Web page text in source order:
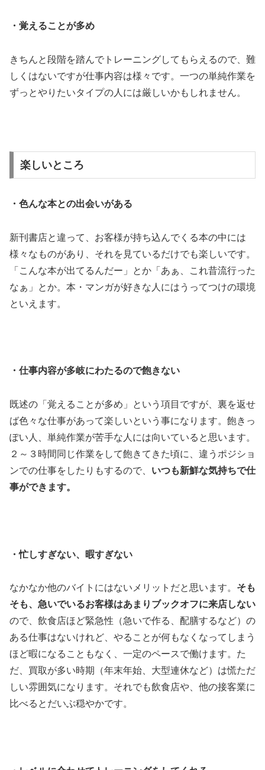
・覚えることが多め
きちんと段階を踏んでトレーニングしてもらえるので、難
しくはないですが仕事内容は様々です。一つの単純作業を
ずっとやりたいタイプの人には厳しいかもしれません。
楽しいところ
・色んな本との出会いがある
新刊書店と違って、お客様が持ち込んでくる本の中には
様々なものがあり、それを見ているだけでも楽しいです。
「こんな本が出てるんだー」とか「あぁ、これ昔流行った
なぁ」とか。本・マンガが好きな人にはうってつけの環境
といえます。
・仕事内容が多岐にわたるので飽きない
既述の「覚えることが多め」という項目ですが、裏を返せ
ば色々な仕事があって楽しいという事になります。飽きっ
ぽい人、単純作業が苦手な人には向いていると思います。
２～３時間同じ作業をして飽きてきた頃に、違うポジショ
ンでの仕事をしたりもするので、 いつも新鮮な気持ちで仕
事ができます。
・忙しすぎない、暇すぎない
なかなか他のバイトにはないメリットだと思います。 そも
そも、急いでいるお客様はあまりブックオフに来店しない
ので、飲食店ほど緊急性（急いで作る、配膳するなど）の
ある仕事はないけれど、やることが何もなくなってしまう
ほど暇になることもなく、一定のペースで働けます。た
だ、買取が多い時期（年末年始、大型連休など）は慌ただ
しい雰囲気になります。それでも飲食店や、他の接客業に
比べるとだいぶ穏やかです。